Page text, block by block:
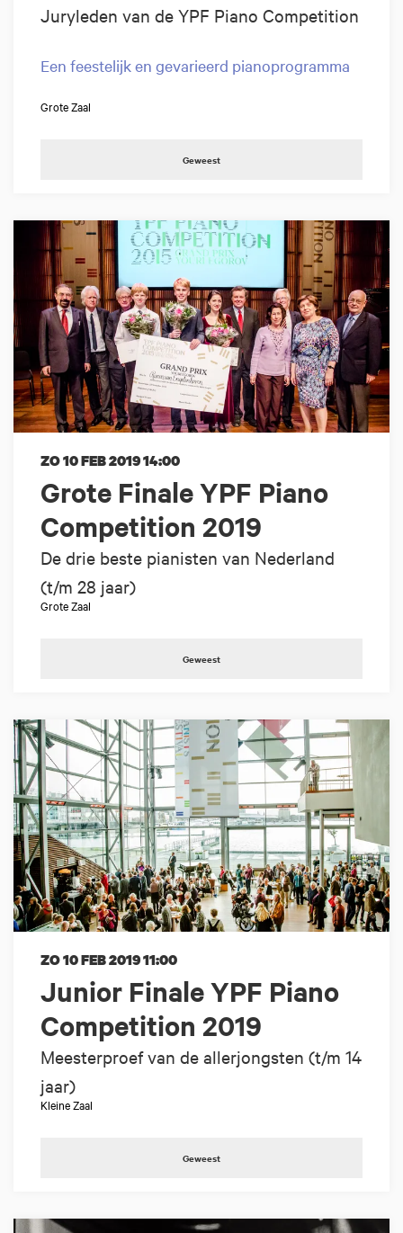
Juryleden van de YPF Piano Competition
Een feestelijk en gevarieerd pianoprogramma
Grote Zaal
Geweest
Grote Finale YPF Piano
Competition 2019
De drie beste pianisten van Nederland
(t/m 28 jaar)
ZO 10 FEB 201914:00
Grote Zaal
Geweest
Junior Finale YPF Piano
Competition 2019
Meesterproef van de allerjongsten (t/m 14
jaar)
ZO 10 FEB 201911:00
Kleine Zaal
Geweest